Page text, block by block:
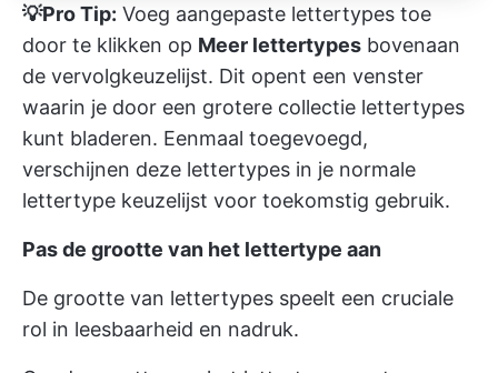
💡Pro Tip: Voeg aangepaste lettertypes toe
door te klikken op Meer lettertypes bovenaan
de vervolgkeuzelijst. Dit opent een venster
waarin je door een grotere collectie lettertypes
kunt bladeren. Eenmaal toegevoegd,
verschijnen deze lettertypes in je normale
lettertype keuzelijst voor toekomstig gebruik.
Pas de grootte van het lettertype aan
De grootte van lettertypes speelt een cruciale
rol in leesbaarheid en nadruk.